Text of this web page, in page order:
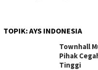
TOPIK:AYS INDONESIA
Townhall
Pihak
Tinggi